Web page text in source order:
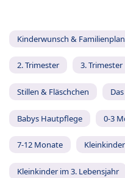
Kinderwunsch &
2. Trimester 3. Trimester
Stillen & Fläschchen
Babys Hautpflege 0-3
7-12 Monate
Kleinkinder im 3. Lebensjahr